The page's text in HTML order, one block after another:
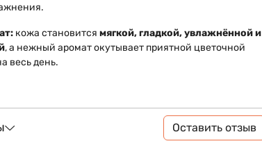
кожа становится мягкой, гладкой, увлажнённой и
, а нежный аромат окутывает приятной цветочной
весь день.
Оставить отзыв